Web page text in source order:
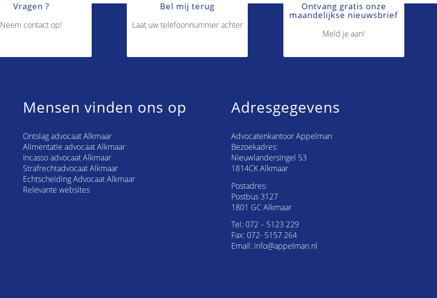
Vragen ?
Neem contact op!
Bel mij terug
Laat uw telefoonnummer achter
Ontvang gratis onze
maandelijkse nieuwsbrief
Meld je aan!
Mensen vinden ons op
Ontslag advocaat Alkmaar
Alimentatie advocaat Alkmaar
Incasso advocaat Alkmaar
Strafrechtadvocaat Alkmaar
Echtscheiding Advocaat Alkmaar
Relevante websites
Adresgegevens
Advocatenkantoor Appelman
Bezoekadres:
Nieuwlandersingel 53
1814CK Alkmaar
Postadres:
Postbus 3127
1801 GC Alkmaar
Tel: 072 – 5123 229
Fax: 072- 5157 264
Email: info@appelman.nl